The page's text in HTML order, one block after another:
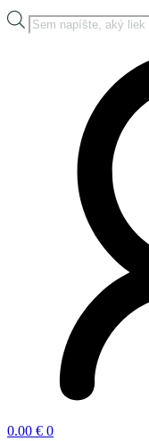
Products
search
0.00 € 0